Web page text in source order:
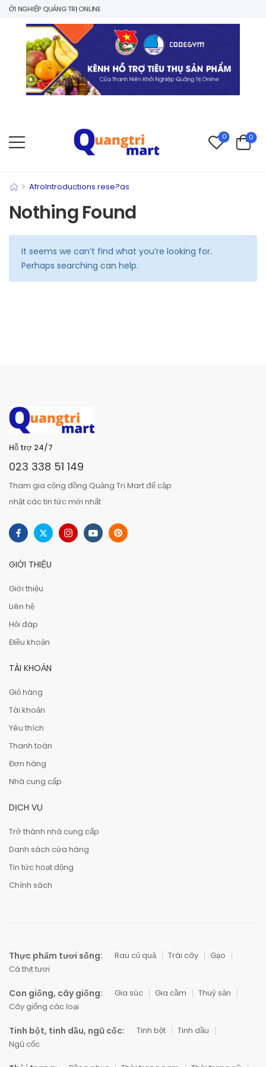
NGHIỆP QUẢNG TRỊ ONLINE
0 0
> AfroIntroductions rese?as
Nothing Found
It seems we can’t find what you’re looking for.
Perhaps searching can help.
Hỗ trợ 24/7
023 338 51 149
Tham gia cộng đồng Quảng Trị Mart để cập
nhật các tin tức mới nhất
GIỚI THIỆU
Giới thiệu
Liên hệ
Hỏi đáp
Điều khoản
TÀI KHOẢN
Giỏ hàng
Tài khoản
Yêu thích
Thanh toán
Đơn hàng
Nhà cung cấp
DỊCH VỤ
Trở thành nhà cung cấp
Danh sách cửa hàng
Tin tức hoạt động
Chính sách
Thực phẩm tươi sống: Rau củ quả Trái cây
Gạo
Cá thịt tươi
Con giống, cây giống: Gia súc Gia cầm
Thuỷ sản
Cây giống các loại
Tinh bột, tinh dầu, ngũ cốc: Tinh bột
Tinh dầu
Ngũ cốc